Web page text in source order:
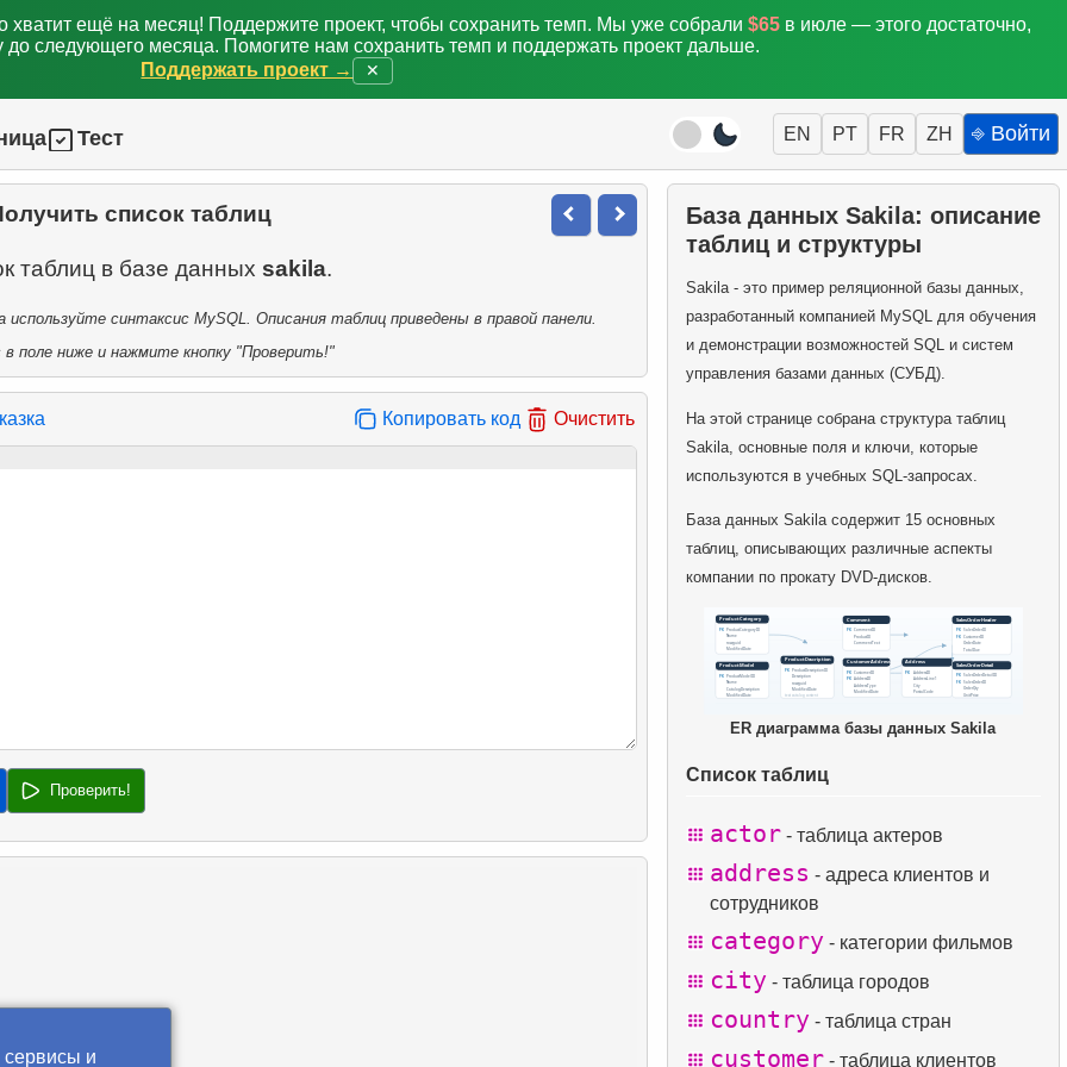
хватит ещё на месяц! Поддержите проект, чтобы сохранить темп. Мы уже собрали $65 в июле — этого достаточно,
до следующего месяца. Помогите нам сохранить темп и поддержать проект дальше.
Поддержать проект →
✕
Тест EN PT FR ZH ⎆ Войти
список таблиц
таблиц в базе данных sakila
синтаксис MySQL. Описания таблиц приведены в правой панели.
поле ниже и нажмите кнопку "Проверить!"
Копировать код Очистить
Проверить!
База данных Sakila: описание
таблиц и структуры
Sakila - это пример реляционной базы данных,
разработанный компанией MySQL для обучения
и демонстрации возможностей SQL и систем
управления базами данных (СУБД).
На этой странице собрана структура таблиц
Sakila, основные поля и ключи, которые
используются в учебных SQL-запросах.
База данных Sakila содержит 15 основных
таблиц, описывающих различные аспекты
компании по прокату DVD-дисков.
ER диаграмма базы данных Sakila
Список таблиц
actor - таблица актеров
address - адреса клиентов и
сотрудников
category - категории фильмов
city - таблица городов
country - таблица стран
customer - таблица клиентов
сервисы и